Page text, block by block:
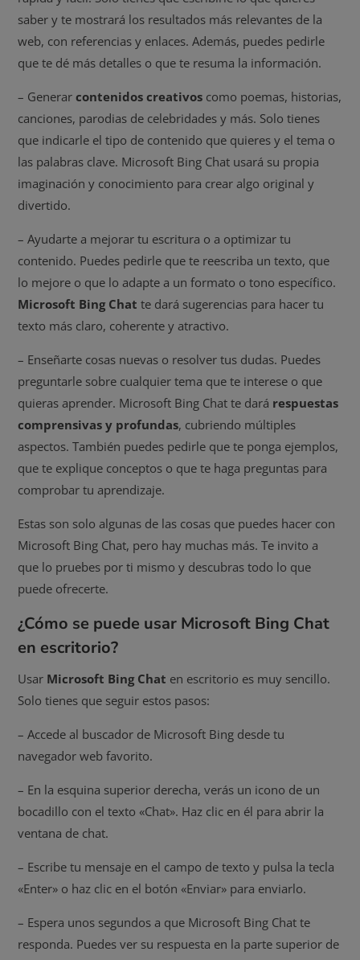
saber y te mostrará los resultados más relevantes de la
web, con referencias y enlaces. Además, puedes pedirle
que te dé más detalles o que te resuma la información.
– Generarcontenidos creativos como poemas, historias,
canciones, parodias de celebridades y más. Solo tienes
que indicarle el tipo de contenido que quieres y el tema o
las palabras clave. Microsoft Bing Chat usará su propia
imaginación y conocimiento para crear algo original y
divertido.
– Ayudarte a mejorar tu escritura o a optimizar tu
contenido. Puedes pedirle que te reescriba un texto, que
lo mejore o que lo adapte a un formato o tono específico.
Microsoft Bing Chat te dará sugerencias para hacer tu
texto más claro, coherente y atractivo.
– Enseñarte cosas nuevas o resolver tus dudas. Puedes
preguntarle sobre cualquier tema que te interese o que
quieras aprender. Microsoft Bing Chat te dará respuestas
comprensivas y profundas, cubriendo múltiples
aspectos. También puedes pedirle que te ponga ejemplos,
que te explique conceptos o que te haga preguntas para
comprobar tu aprendizaje.
Estas son solo algunas de las cosas que puedes hacer con
Microsoft Bing Chat, pero hay muchas más. Te invito a
que lo pruebes por ti mismo y descubras todo lo que
puede ofrecerte.
¿Cómo se puede usar Microsoft Bing Chat
en escritorio?
Usar Microsoft Bing Chat en escritorio es muy sencillo.
Solo tienes que seguir estos pasos:
– Accede al buscador de Microsoft Bing desde tu
navegador web favorito.
– En la esquina superior derecha, verás un icono de un
bocadillo con el texto «Chat». Haz clic en él para abrir la
ventana de chat.
– Escribe tu mensaje en el campo de texto y pulsa la tecla
«Enter» o haz clic en el botón «Enviar» para enviarlo.
– Espera unos segundos a que Microsoft Bing Chat te
responda. Puedes ver su respuesta en la parte superior de